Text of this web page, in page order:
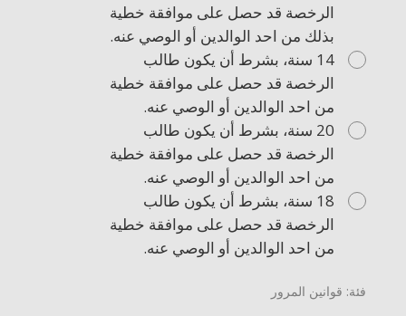
الرخصة قد حصل على موافقة خطية
بذلك من احد الوالدين أو الوصي عنه.
14 سنة، بشرط أن يكون طالب
الرخصة قد حصل على موافقة خطية
من احد الوالدين أو الوصي عنه.
20 سنة، بشرط أن يكون طالب
الرخصة قد حصل على موافقة خطية
من احد الوالدين أو الوصي عنه.
18 سنة، بشرط أن يكون طالب
الرخصة قد حصل على موافقة خطية
من احد الوالدين أو الوصي عنه.
فئة: قوانين المرور